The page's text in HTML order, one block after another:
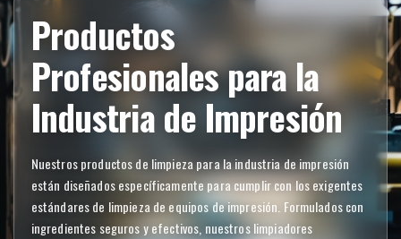
Productos
Profesionales para la
Industria de Impresión
Nuestros productos de limpieza para la industria de impresión
están diseñados específicamente para cumplir con los exigentes
estándares de limpieza de equipos de impresión. Formulados con
ingredientes seguros y efectivos, nuestros limpiadores